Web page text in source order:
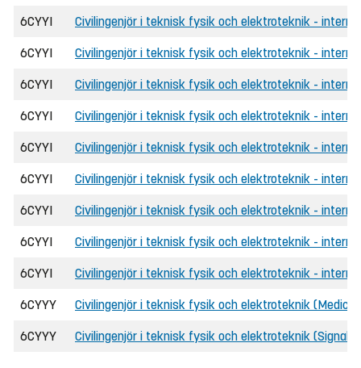
6CYYI Civilingenjör i teknisk fysik och elektroteknik -
6CYYI Civilingenjör i teknisk fysik och elektroteknik -
6CYYI Civilingenjör i teknisk fysik och elektroteknik -
6CYYI Civilingenjör i teknisk fysik och elektroteknik -
6CYYI Civilingenjör i teknisk fysik och elektroteknik -
6CYYI Civilingenjör i teknisk fysik och elektroteknik -
6CYYI Civilingenjör i teknisk fysik och elektroteknik -
6CYYI Civilingenjör i teknisk fysik och elektroteknik -
6CYYI Civilingenjör i teknisk fysik och elektroteknik -
6CYYY Civilingenjör i teknisk fysik och elektroteknik
6CYYY Civilingenjör i teknisk fysik och elektroteknik (Signal-